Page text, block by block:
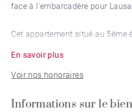
face à l'embarcadère pour
Cet appartement situé au 5ème
Il a été entièrement refait à neuf
de grande qualité et présente un
son isolation.
En savoir plus
Voir nos honoraires
Informations sur le bien